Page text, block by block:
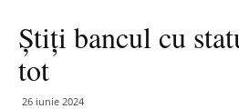
Știți bancul cu
tot
26 iunie 2024